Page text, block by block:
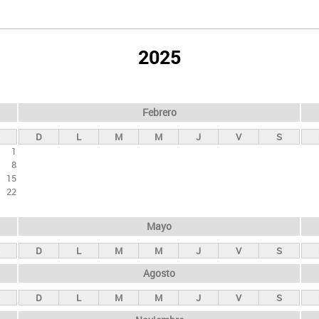
2025
1
8
15
22
Febrero
D L M M J V S
Mayo
D L M M J V S
Agosto
D L M M J V S